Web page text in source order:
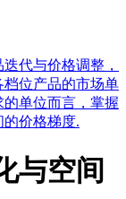
代与价格调整，
位产品的市场单
单位而言，掌握
价格梯度.
与空间